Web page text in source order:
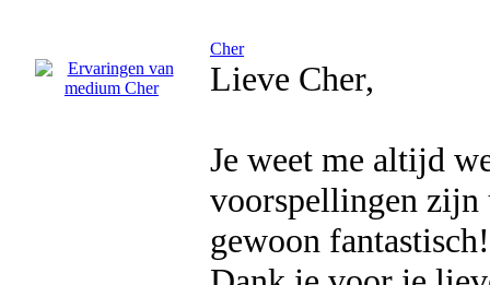
Cher
Lieve Cher,
Je weet me altijd
voorspellingen
gewoon fantastisch!